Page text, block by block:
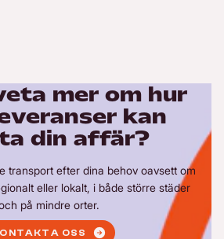
mer om hur
kan
din affär?
transport efter dina behov oavsett om
eller lokalt, i både större städer
på mindre orter.
OSS